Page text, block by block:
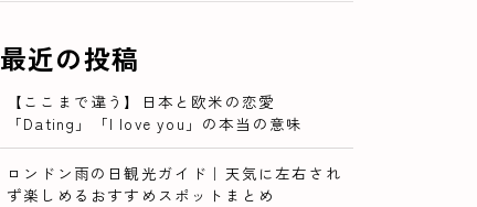
最近の投稿
【ここまで違う】日本と欧米の恋愛
「Dating」「I love you」の本当の意味
ロンドン雨の日観光ガイド｜天気に左右され
ず楽しめるおすすめスポットまとめ